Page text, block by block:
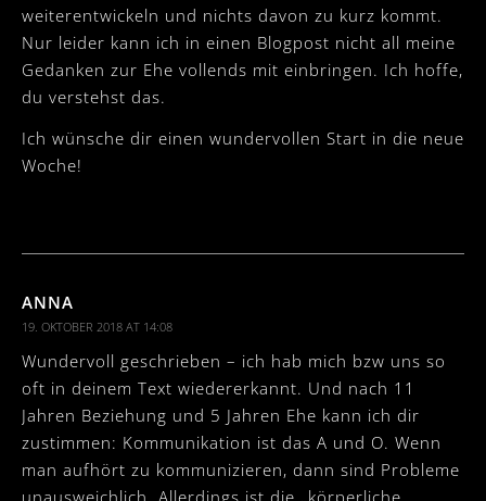
weiterentwickeln und nichts davon zu kurz kommt.
Nur leider kann ich in einen Blogpost nicht all meine
Gedanken zur Ehe vollends mit einbringen. Ich hoffe,
du verstehst das.
Ich wünsche dir einen wundervollen Start in die neue
Woche!
ANNA
19. OKTOBER 2018 AT 14:08
Wundervoll geschrieben – ich hab mich bzw uns so
oft in deinem Text wiedererkannt. Und nach 11
Jahren Beziehung und 5 Jahren Ehe kann ich dir
zustimmen: Kommunikation ist das A und O. Wenn
man aufhört zu kommunizieren, dann sind Probleme
unausweichlich. Allerdings ist die „körperliche